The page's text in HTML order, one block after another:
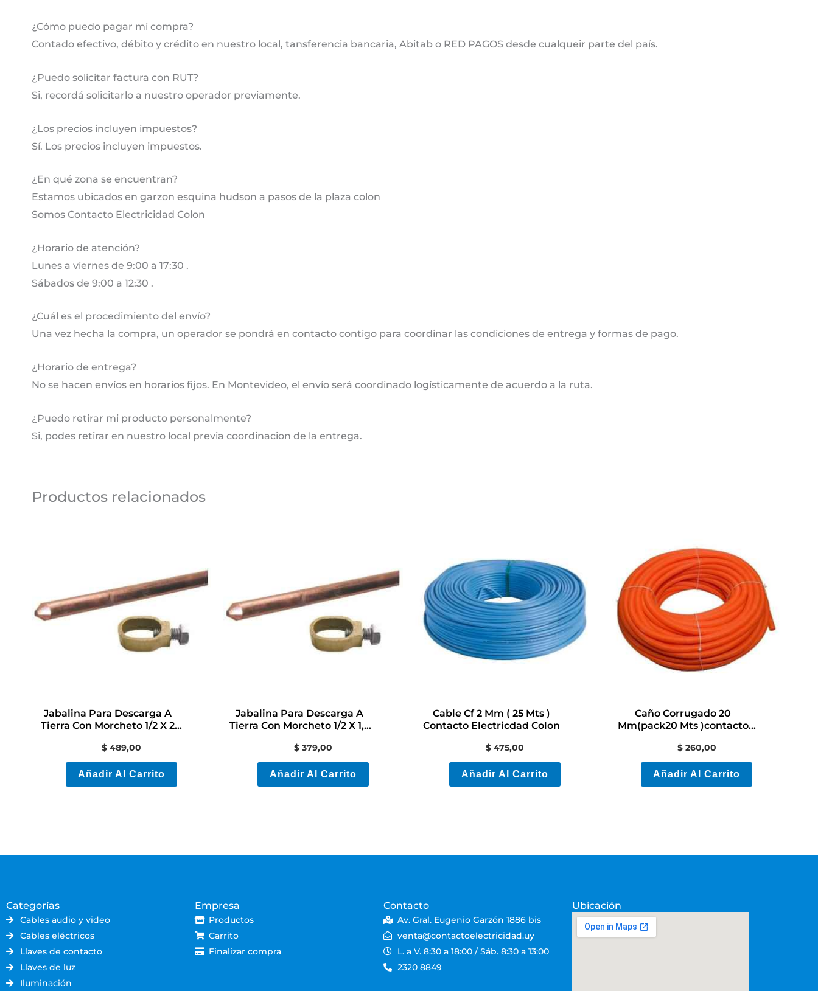
¿Cómo puedo pagar mi compra?
Contado efectivo, débito y crédito en nuestro local, tansferencia bancaria, Abitab o RED PAGOS desde cualqueir parte del país.
¿Puedo solicitar factura con RUT?
Si, recordá solicitarlo a nuestro operador previamente.
¿Los precios incluyen impuestos?
Sí. Los precios incluyen impuestos.
¿En qué zona se encuentran?
Estamos ubicados en garzon esquina hudson a pasos de la plaza colon
Somos Contacto Electricidad Colon
¿Horario de atención?
Lunes a viernes de 9:00 a 17:30 .
Sábados de 9:00 a 12:30 .
¿Cuál es el procedimiento del envío?
Una vez hecha la compra, un operador se pondrá en contacto contigo para coordinar las condiciones de entrega y formas de pago.
¿Horario de entrega?
No se hacen envíos en horarios fijos. En Montevideo, el envío será coordinado logísticamente de acuerdo a la ruta.
¿Puedo retirar mi producto personalmente?
Si, podes retirar en nuestro local previa coordinacion de la entrega.
Productos relacionados
Jabalina Para Descarga A
Tierra Con Morcheto 1/2 X 2
$ 489,00
Añadir Al Carrito
Jabalina Para Descarga A
Tierra Con Morcheto 1/2 X 1,5
$ 379,00
Añadir Al Carrito
Cable Cf 2 Mm ( 25 Mts )
Contacto Electricdad Colon
$ 475,00
Añadir Al Carrito
Caño Corrugado 20
Mm(pack20 Mts )contacto
$260,00
Añadir Al Carrito
Categorías
Cables audio y video
Cables eléctricos
Llaves de contacto
Llaves de luz
Iluminación
Empresa
Productos
Carrito
Finalizar compra
Contacto
Av. Gral. Eugenio Garzón 1886 bis
venta@contactoelectricidad.uy
L. a V. 8:30 a 18:00 / Sáb. 8:30 a 13:00
2320 8849
Ubicación